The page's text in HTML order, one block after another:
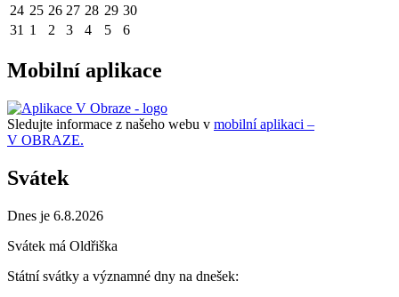
24 25 26 27 28 29 30
31 1 2 3 4 5 6
Mobilní aplikace
Sledujte informace z našeho webu v mobilní aplikaci –
V OBRAZE.
Svátek
Dnes je 6.8.2026
Svátek má Oldřiška
Státní svátky a významné dny na dnešek: